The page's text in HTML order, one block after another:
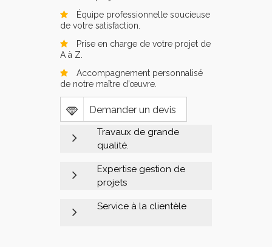
Équipe professionnelle soucieuse
de votre satisfaction.
Prise en charge de votre projet de
A à Z.
Accompagnement personnalisé
de notre maître d’œuvre.
Demander un devis
Travaux de grande
qualité.
Soucieux de bien répondre à
vos exigences, nous nous
nouveautés grâce à une
Expertise gestion de
projets
Nous agissont comme
Service à la clientèle